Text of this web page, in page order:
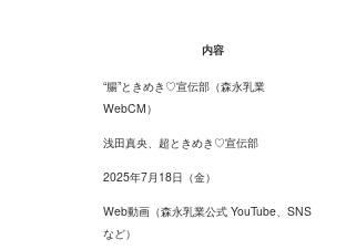
内容
“腸”ときめき♡宣伝部（森永乳業
WebCM）
浅田真央、超ときめき♡宣伝部
2025年7月18日（金）
Web動画（森永乳業公式 YouTube、SNS
など）